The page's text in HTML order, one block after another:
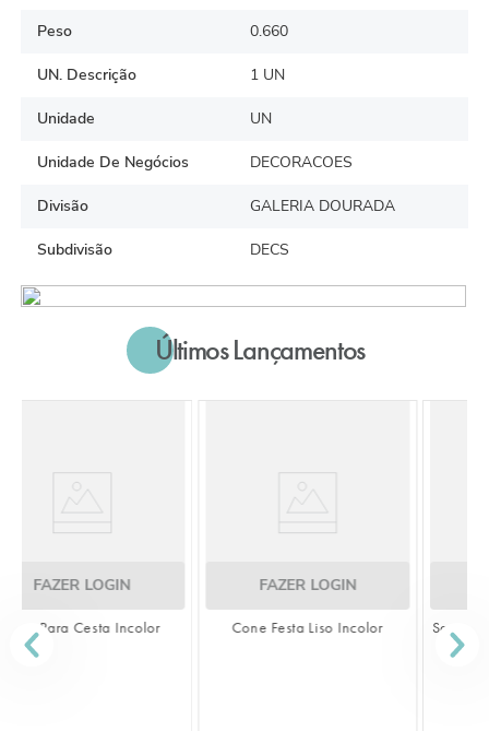
Peso 0.660
UN. Descrição 1 UN
Unidade UN
Unidade De Negócios DECORACOES
Divisão GALERIA DOURADA
Subdivisão DECS
Últimos Lançamentos
FAZER LOGIN
Cone Festa Liso Incolor
FAZER LOGIN
Saco Transparente Liso Incolor